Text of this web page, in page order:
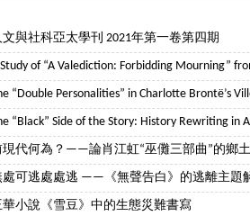
文與社科亞太學刊 2021年第一卷第四期
of “A Valediction: Forbidding Mourning”
“Double Personalities” in Charlotte Brontë’s
“Black” Side of the Story: History Rewriting in
現代何為？——論肖江虹“巫儺三部曲”的鄉
處可逃處處逃 ——《無聲告白》的逃離主題
華小說《雪豆》中的生態災難書寫